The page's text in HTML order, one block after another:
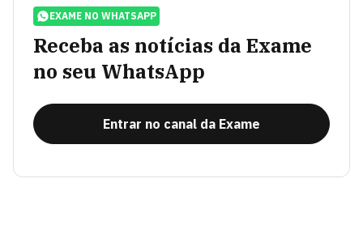
EXAME NO WHATSAPP
Receba as notícias da Exame
no seu WhatsApp
Entrar no canal da Exame